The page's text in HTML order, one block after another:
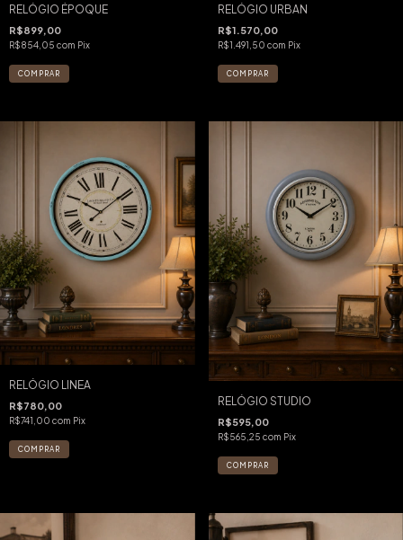
RELÓGIO ÉPOQUE
R$899,00
R$854,05 com Pix
RELÓGIO URBAN
R$1.570,00
R$1.491,50 com Pix
RELÓGIO LINEA
R$780,00
R$741,00 com Pix
RELÓGIO STUDIO
R$595,00
R$565,25 com Pix